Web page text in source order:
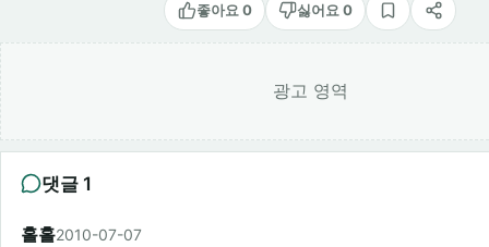
좋아요 0 싫어요 0
스크랩공유
광고 영역
댓글 1
홀홀2010-07-07